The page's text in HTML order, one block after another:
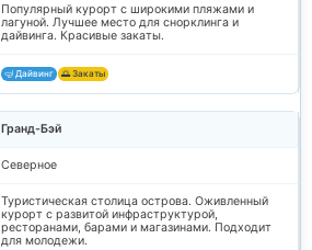
Популярный курорт с широкими пляжами и
лагуной. Лучшее место для снорклинга и
дайвинга. Красивые закаты.
🤿 Дайвинг 🌅 Закаты
Гранд-Бэй
Северное
Туристическая столица острова. Оживленный
курорт с развитой инфраструктурой,
ресторанами, барами и магазинами. Подходит
для молодежи.